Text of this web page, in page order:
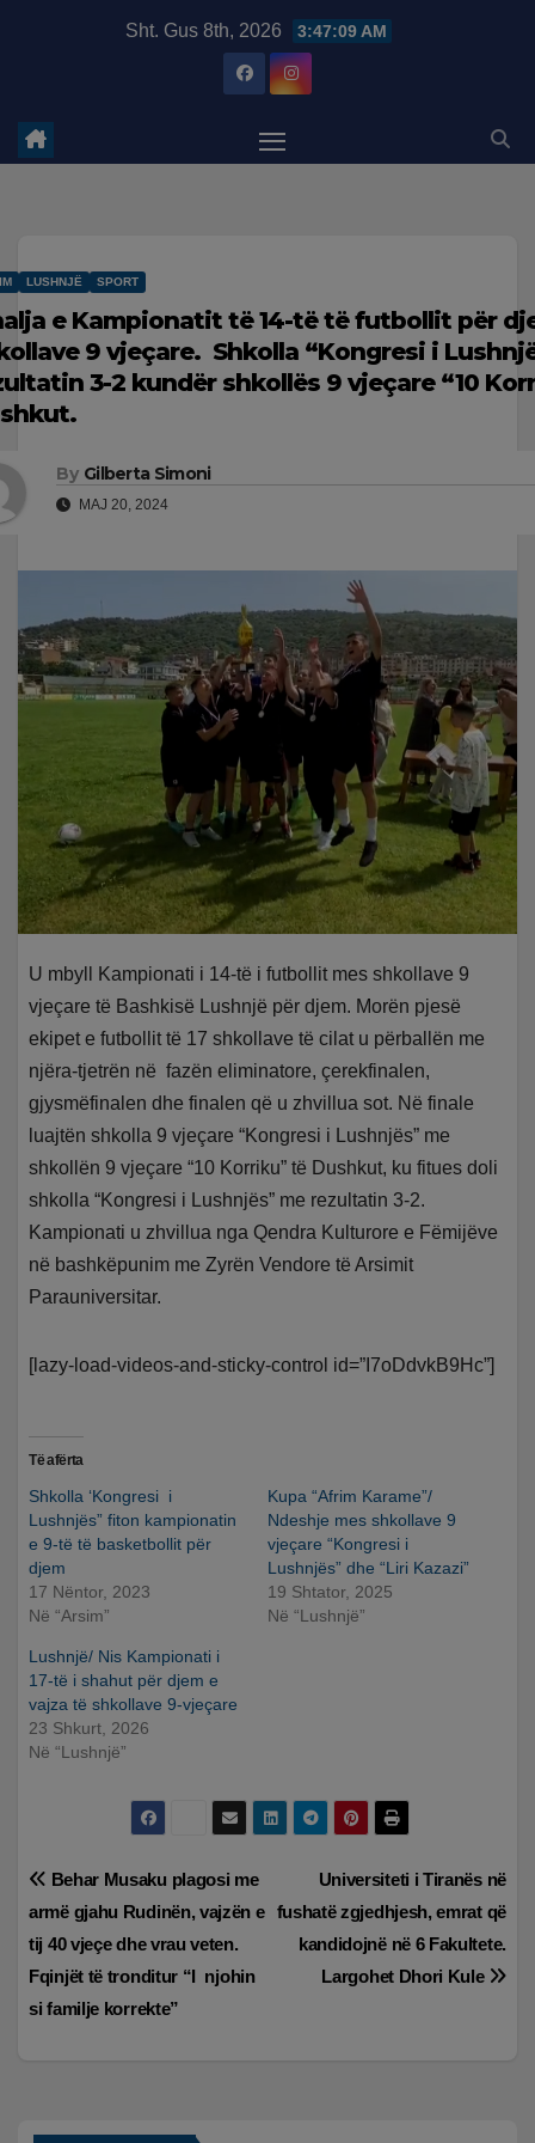
Sht. Gus 8th, 2026 3:47:10 AM
LUSHNJË SPORT
e Kampionatit të 14-të të futbollit për
9 vjeçare. Shkolla “Kongresi i
3-2 kundër shkollës 9 vjeçare “10
By Gilberta Simoni
MAJ 20, 2024
U mbyll Kampionati i 14-të i futbollit mes shkollave 9
vjeçare të Bashkisë Lushnjë për djem. Morën pjesë
ekipet e futbollit të 17 shkollave të cilat u përballën me
njëra-tjetrën në fazën eliminatore, çerekfinalen,
gjysmëfinalen dhe finalen që u zhvillua sot. Në finale
luajtën shkolla 9 vjeçare “Kongresi i Lushnjës” me
shkollën 9 vjeçare “10 Korriku” të Dushkut, ku fitues doli
shkolla “Kongresi i Lushnjës” me rezultatin 3-2.
Kampionati u zhvillua nga Qendra Kulturore e Fëmijëve
në bashkëpunim me Zyrën Vendore të Arsimit
Parauniversitar.
[lazy-load-videos-and-sticky-control id=”I7oDdvkB9Hc”]
Të afërta
Shkolla ‘Kongresi i
Lushnjës” fiton kampionatin
e 9-të të basketbollit për
djem
17 Nëntor, 2023
Në “Arsim”
Kupa “Afrim Karame”/
Ndeshje mes shkollave 9
vjeçare “Kongresi i
Lushnjës” dhe “Liri Kazazi”
19 Shtator, 2025
Në “Lushnjë”
Lushnjë/ Nis Kampionati i
17-të i shahut për djem e
vajza të shkollave 9-vjeçare
23 Shkurt, 2026
Në “Lushnjë”
Lëvizje
te
postimet
Universiteti i Tiranës në
fushatë zgjedhjesh, emrat që
kandidojnë në 6 Fakultete.
Largohet Dhori Kule
Behar Musaku plagosi me
armë gjahu Rudinën, vajzën e
tij 40 vjeçe dhe vrau veten.
Fqinjët të tronditur “I njohin
si familje korrekte”